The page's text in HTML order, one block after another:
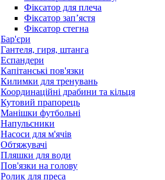
Фіксатор для плеча
Фіксатор запʼястя
Фіксатор стегна
Бар'єри
Гантеля, гиря, штанга
Еспандери
Капітанські пов'язки
Килимки для тренувань
Координаційні драбини та кільця
Кутовий прапорець
Манішки футбольні
Напульсники
Насоси для м'ячів
Обтяжувачі
Пляшки для води
Пов'язки на голову
Ролик для преса